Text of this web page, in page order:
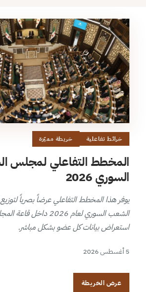
خرائط تفاعلية خريطة مميّزة
المخطط التفاعلي لمجلس
السوري 2026
يوفر هذا المخطط التفاعلي عرضاً بصرياً
الشعب السوري لعام 2026
استعراض بيانات كل عضو بشكل مباشر.
5 أغسطس 2026
عرض الخريطة